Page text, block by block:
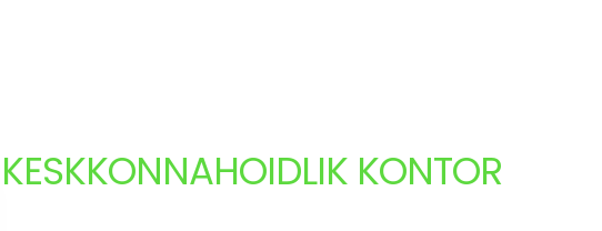
KESKKONNAHOIDLIK KONTOR